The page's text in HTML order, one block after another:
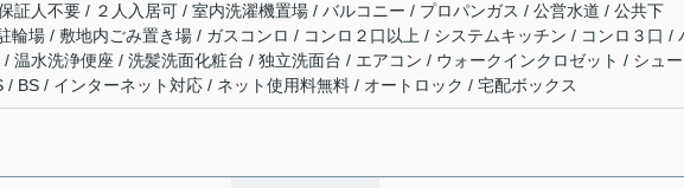
証人不要 / ２人入居可 / 室内洗濯機置場 / バルコニー / プロパンガス / 公営水道 / 公共下
輪場 / 敷地内ごみ置き場 / ガスコンロ / コンロ２口以上 / システムキッチン / コンロ３口 /
/ 温水洗浄便座 / 洗髪洗面化粧台 / 独立洗面台 / エアコン / ウォークインクロゼット / シュ
/ BS / インターネット対応 / ネット使用料無料 / オートロック / 宅配ボックス